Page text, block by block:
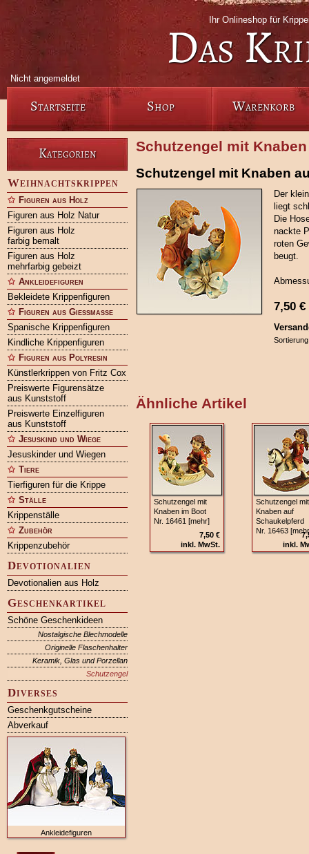
Ihr Onlineshop für
Das
Nicht angemeldet
Startseite Shop Warenkorb
Kategorien
Weihnachtskrippen
Figuren aus Holz
Figuren aus Holz Natur
Figuren aus Holz
farbig bemalt
Figuren aus Holz
mehrfarbig gebeizt
Ankleidefiguren
Bekleidete Krippenfiguren
Figuren aus Gießmasse
Spanische Krippenfiguren
Kindliche Krippenfiguren
Figuren aus Polyresin
Künstlerkrippen von Fritz Cox
Preiswerte Figurensätze
aus Kunststoff
Preiswerte Einzelfiguren
aus Kunststoff
Jesuskind und Wiege
Jesuskinder und Wiegen
Tiere
Tierfiguren für die Krippe
Ställe
Krippenställe
Zubehör
Krippenzubehör
Devotionalien
Devotionalien aus Holz
Geschenkartikel
Schöne Geschenkideen
Nostalgische Blechmodelle
Originelle Flaschenhalter
Keramik, Glas und Porzellan
Schutzengel
Diverses
Geschenkgutscheine
Abverkauf
Ankleidefiguren
Schutzengel mit
Schutzengel mit Knaben
Der
liegt
Die
nackte
roten
beugt.
7,50 €
Ähnliche Artikel
Schutzengel mit
Knaben im Boot
Nr. 16461 [mehr]
7,50 €
inkl. MwSt.
Schutzengel mit
Knaben auf
Schaukelpferd
Nr. 16463
inkl.